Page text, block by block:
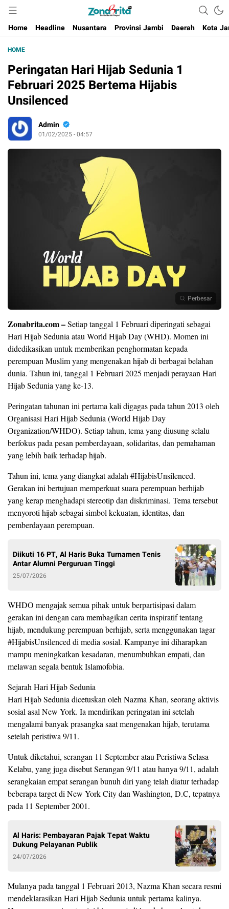
Berita Harian Negeri
Home
Headline Nusantara Provinsi Jambi Daerah Kota
HOME
Peringatan Hari Hijab Sedunia 1
Februari 2025 Bertema Hijabis
Unsilenced
Admin
01/02/2025 - 04:57
Perbesar
Zonabrita.com –Setiap tanggal 1 Februari diperingati sebagai
Hari Hijab Sedunia atau World Hijab Day (WHD). Momen ini
didedikasikan untuk memberikan penghormatan kepada
perempuan Muslim yang mengenakan hijab di berbagai belahan
dunia. Tahun ini, tanggal 1 Februari 2025 menjadi perayaan Hari
Hijab Sedunia yang ke-13.
Peringatan tahunan ini pertama kali digagas pada tahun 2013 oleh
Organisasi Hari Hijab Sedunia (World Hijab Day
Organization/WHDO). Setiap tahun, tema yang diusung selalu
berfokus pada pesan pemberdayaan, solidaritas, dan pemahaman
yang lebih baik terhadap hijab.
Tahun ini, tema yang diangkat adalah #HijabisUnsilenced.
Gerakan ini bertujuan memperkuat suara perempuan berhijab
yang kerap menghadapi stereotip dan diskriminasi. Tema tersebut
menyoroti hijab sebagai simbol kekuatan, identitas, dan
pemberdayaan perempuan.
Diikuti 16 PT, Al Haris Buka Turnamen Tenis
Antar Alumni Perguruan Tinggi
25/07/2026
WHDO mengajak semua pihak untuk berpartisipasi dalam
gerakan ini dengan cara membagikan cerita inspiratif tentang
hijab, mendukung perempuan berhijab, serta menggunakan tagar
#HijabisUnsilenced di media sosial. Kampanye ini diharapkan
mampu meningkatkan kesadaran, menumbuhkan empati, dan
melawan segala bentuk Islamofobia.
Sejarah Hari Hijab Sedunia
Hari Hijab Sedunia dicetuskan oleh Nazma Khan, seorang aktivis
sosial asal New York. Ia mendirikan peringatan ini setelah
mengalami banyak prasangka saat mengenakan hijab, terutama
setelah peristiwa 9/11.
Untuk diketahui, serangan 11 September atau Peristiwa Selasa
Kelabu, yang juga disebut Serangan 9/11 atau hanya 9/11, adalah
serangkaian empat serangan bunuh diri yang telah diatur terhadap
beberapa target di New York City dan Washington, D.C, tepatnya
pada 11 September 2001.
Al Haris: Pembayaran Pajak Tepat Waktu
Dukung Pelayanan Publik
24/07/2026
Mulanya pada tanggal 1 Februari 2013, Nazma Khan secara resmi
mendeklarasikan Hari Hijab Sedunia untuk pertama kalinya.